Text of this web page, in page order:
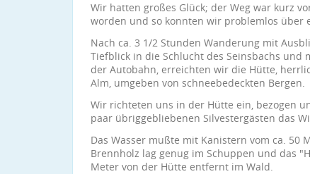
Wir hatten großes Glück; der Weg war kurz
worden und so konnten wir problemlos über
Nach ca. 3 1/2 Stunden Wanderung mit
Tiefblick in die Schlucht des Seinsbachs und
der Autobahn, erreichten wir die Hütte,
Alm, umgeben von schneebedeckten Bergen.
Wir richteten uns in der Hütte ein, bezogen
paar übriggebliebenen Silvestergästen das
Das Wasser mußte mit Kanistern vom ca.
Brennholz lag genug im Schuppen und das
Meter von der Hütte entfernt im Wald.